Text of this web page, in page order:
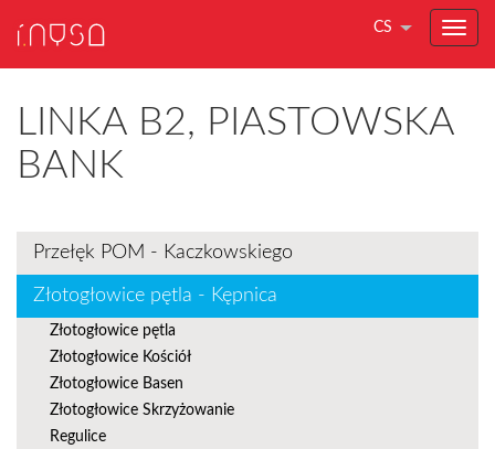
CS
LINKA B2, PIASTOWSKA
BANK
Przełęk POM - Kaczkowskiego
Złotogłowice pętla - Kępnica
Złotogłowice pętla
Złotogłowice Kościół
Złotogłowice Basen
Złotogłowice Skrzyżowanie
Regulice